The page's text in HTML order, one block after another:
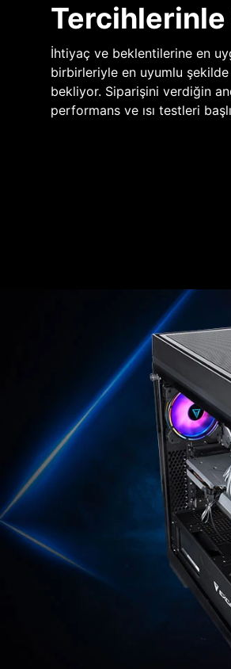
İhtiyaç ve beklentilerine en
birbirleriyle en uyumlu
bekliyor. Siparişini verdiğin
performans ve ısı testleri